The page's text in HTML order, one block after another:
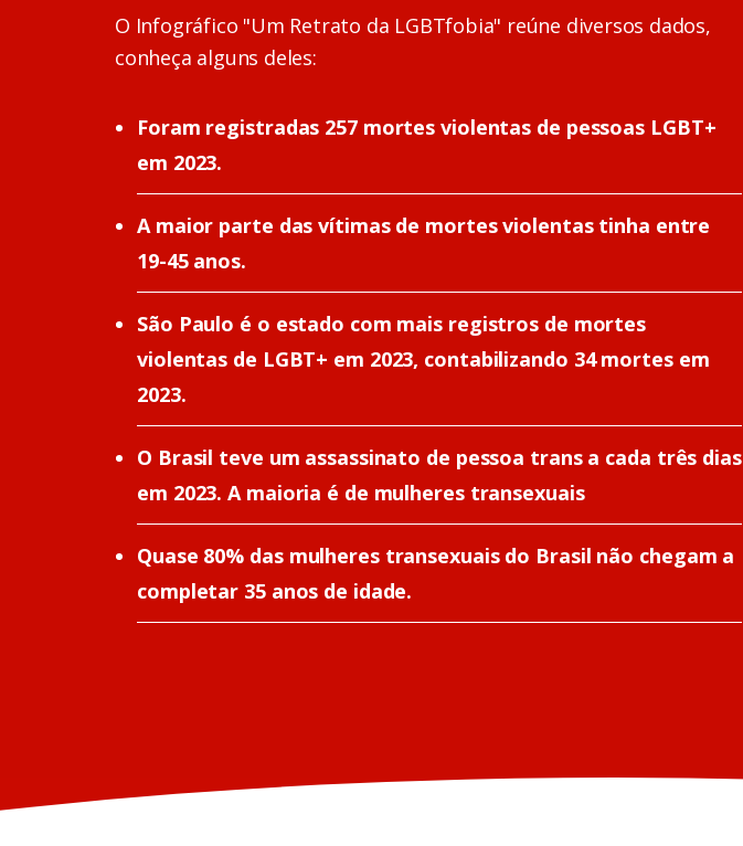
O Infográfico "Um Retrato da LGBTfobia" reúne diversos dados,
conheça alguns deles:
Foram registradas 257 mortes violentas de pessoas LGBT+
em 2023.
A maior parte das vítimas de mortes violentas tinha entre
19-45 anos.
São Paulo é o estado com mais registros de mortes
violentas de LGBT+ em 2023, contabilizando 34 mortes em
2023.
O Brasil teve um assassinato de pessoa trans a cada três dias
em 2023. A maioria é de mulheres transexuais
Quase 80% das mulheres transexuais do Brasil não chegam a
completar 35 anos de idade.